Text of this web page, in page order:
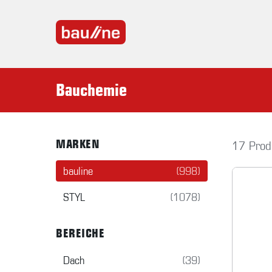
Bauchemie
MARKEN
bauline (998)
STYL (1078)
BEREICHE
Dach (39)
17